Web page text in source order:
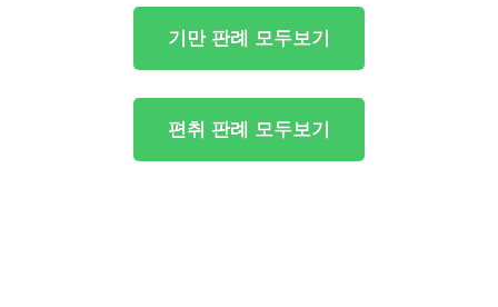
기만 판례 모두보기
편취 판례 모두보기